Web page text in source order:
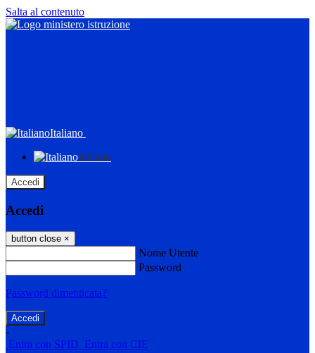
Salta al contenuto
Italiano
Italiano
Accedi
Accedi
button close ×
Nome Utente
Password
Password dimenticata?
-
Entra con SPID Entra con CIE